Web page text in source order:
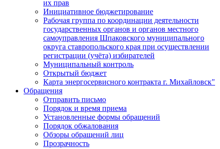
их прав
Инициативное бюджетирование
Рабочая группа по координации деятельности
государственных органов и органов местного
самоуправления Шпаковского муниципального
округа ставропольского края при осуществлении
регистрации (учёта) избирателей
Муниципальный контроль
Открытый бюджет
Карта энергосервисного контракта г. Михайловск"
Обращения
Отправить письмо
Порядок и время приема
Установленные формы обращений
Порядок обжалования
Обзоры обращений лиц
Прозрачность